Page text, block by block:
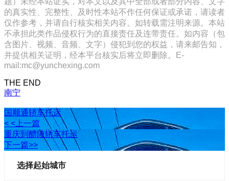
的真实性、完整性、及时性本站不作任何保证或承诺，请读者
仅作参考，并请自行核实相关内容。如转载需注明来源。本站
不承担此类作品侵权行为的直接责任及连带责任。如内容（包
含图片、视频、音频、文字）侵犯到您的权益，请来邮告知，
并提供相关证明，经本平台核实后将立即删除。E-
mail:mc@yunchexing.com
THE END
南宁
国顺通轿车托运
< <上一篇
重庆到醴陵轿车托运
下一篇>>
选择起始城市